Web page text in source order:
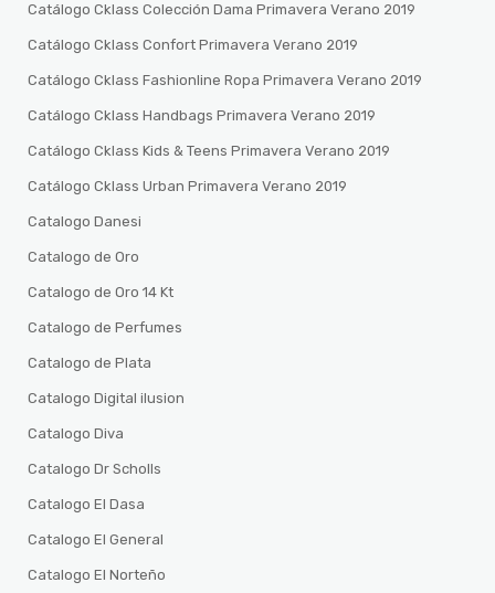
Catálogo Cklass Colección Dama Primavera Verano 2019
Catálogo Cklass Confort Primavera Verano 2019
Catálogo Cklass Fashionline Ropa Primavera Verano 2019
Catálogo Cklass Handbags Primavera Verano 2019
Catálogo Cklass Kids & Teens Primavera Verano 2019
Catálogo Cklass Urban Primavera Verano 2019
Catalogo Danesi
Catalogo de Oro
Catalogo de Oro 14 Kt
Catalogo de Perfumes
Catalogo de Plata
Catalogo Digital ilusion
Catalogo Diva
Catalogo Dr Scholls
Catalogo El Dasa
Catalogo El General
Catalogo El Norteño